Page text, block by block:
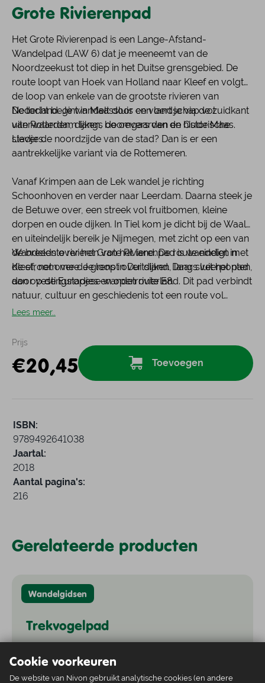
Grote Rivierenpad
Het Grote Rivierenpad is een Lange-Afstand-
Wandelpad (LAW 6) dat je meeneemt van de
Noordzeekust tot diep in het Duitse grensgebied. De
route loopt van Hoek van Holland naar Kleef en volgt
de loop van enkele van de grootste rivieren van
Nederland. Je wandelt door een landschap vol
uiterwaarden, dijken, boomgaarden en historische
stadjes.
De tocht begint in Maassluis en voert je via de zuidkant
van Rotterdam langs de oevers van de Oude Maas.
Liever de noordzijde van de stad? Dan is er een
aantrekkelijke variant via de Rottemeren.
Vanaf Krimpen aan de Lek wandel je richting
Schoonhoven en verder naar Leerdam. Daarna steek je
de Betuwe over, een streek vol fruitbomen, kleine
dorpen en oude dijken. In Tiel kom je dicht bij de Waal
en uiteindelijk bereik je Nijmegen, met zicht op een van
de breedste rivieren van het land. De route eindigt in
Kleef, net over de grens in Duitsland. Daar sluit het pad
aan op de Europese wandelroute E8.
Wandelen over het Grote Rivierenpad is wandelen met
de stroom mee. Je loopt over dijken, langs veerponten,
door vestingstadjes en open rivierland. Dit pad verbindt
natuur, cultuur en geschiedenis tot een route vol
dynamiek en contrast. Een ideale tocht voor wie houdt
en kracht.
Lees meer..
Prijs
€20,45 Toevoegen
ISBN:
9789492641038
Jaartal:
2018
Aantal pagina's:
216
Gerelateerde producten
Wandelgidsen
Trekvogelpad
€ 13,30
Cookie voorkeuren
De website van Nivon gebruikt analytische cookies (en andere